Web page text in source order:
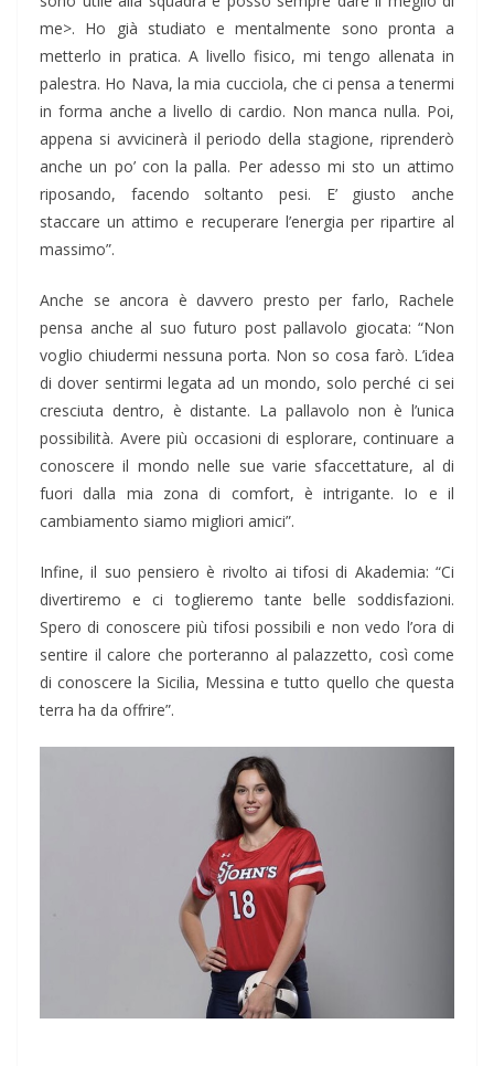
me>. Ho già studiato e mentalmente sono pronta a
metterlo in pratica. A livello fisico, mi tengo allenata in
palestra. Ho Nava, la mia cucciola, che ci pensa a tenermi
in forma anche a livello di cardio. Non manca nulla. Poi,
appena si avvicinerà il periodo della stagione, riprenderò
anche un po’ con la palla. Per adesso mi sto un attimo
riposando, facendo soltanto pesi. E’ giusto anche
staccare un attimo e recuperare l’energia per ripartire al
massimo”.
Anche se ancora è davvero presto per farlo, Rachele
pensa anche al suo futuro post pallavolo giocata: “Non
voglio chiudermi nessuna porta. Non so cosa farò. L’idea
di dover sentirmi legata ad un mondo, solo perché ci sei
cresciuta dentro, è distante. La pallavolo non è l’unica
possibilità. Avere più occasioni di esplorare, continuare a
conoscere il mondo nelle sue varie sfaccettature, al di
fuori dalla mia zona di comfort, è intrigante. Io e il
cambiamento siamo migliori amici”.
Infine, il suo pensiero è rivolto ai tifosi di Akademia: “Ci
divertiremo e ci toglieremo tante belle soddisfazioni.
Spero di conoscere più tifosi possibili e non vedo l’ora di
sentire il calore che porteranno al palazzetto, così come
di conoscere la Sicilia, Messina e tutto quello che questa
terra ha da offrire”.